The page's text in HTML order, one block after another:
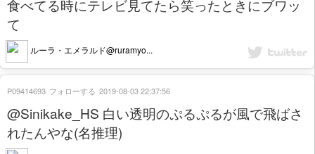
食べてる時にテレビ見てたら笑ったときにブワッ
て
ルーラ・エメラルド@ruramyo...
@Sinikake_HS 白い透明のぷるぷるが風で飛ばさ
れたんやな(名推理)
P09414693 フォローする 2019-08-03 22:37:56